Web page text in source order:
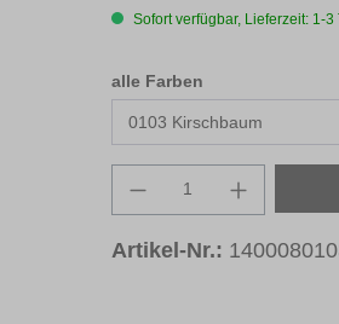
Sofort verfügbar, Lieferzeit: 1-3
alle Farbenauswählen
Produkt Anzahl:
Artikel-Nr.: